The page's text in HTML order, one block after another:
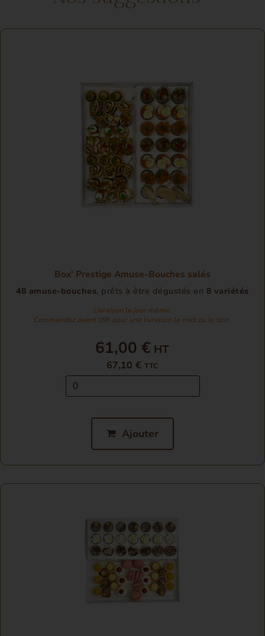
Box' Prestige Amuse-Bouches salés
48 amuse-bouches, prêts à être dégustés en 8 variétés
Livraison le jour même.
Commandez avant 09h pour une livraison le midi ou le soir.
61,00 €
67,10 €TTC
Ajouter